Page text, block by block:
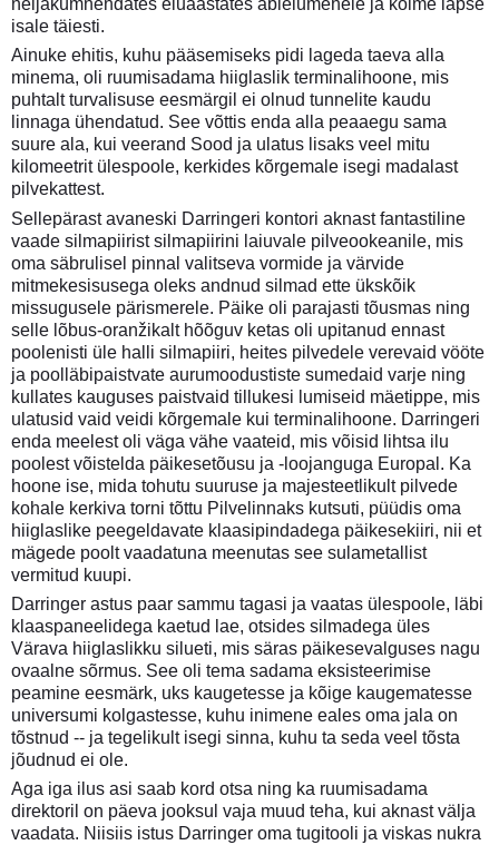
isale täiesti.
Ainuke ehitis, kuhu pääsemiseks pidi lageda taeva alla
minema, oli ruumisadama hiiglaslik terminalihoone, mis
puhtalt turvalisuse eesmärgil ei olnud tunnelite kaudu
linnaga ühendatud. See võttis enda alla peaaegu sama
suure ala, kui veerand Sood ja ulatus lisaks veel mitu
kilomeetrit ülespoole, kerkides kõrgemale isegi madalast
pilvekattest.
Sellepärast avaneski Darringeri kontori aknast fantastiline
vaade silmapiirist silmapiirini laiuvale pilveookeanile, mis
oma säbrulisel pinnal valitseva vormide ja värvide
mitmekesisusega oleks andnud silmad ette ükskõik
missugusele pärismerele. Päike oli parajasti tõusmas ning
selle lõbus-oranžikalt hõõguv ketas oli upitanud ennast
poolenisti üle halli silmapiiri, heites pilvedele verevaid vööte
ja poolläbipaistvate aurumoodustiste sumedaid varje ning
kullates kauguses paistvaid tillukesi lumiseid mäetippe, mis
ulatusid vaid veidi kõrgemale kui terminalihoone. Darringeri
enda meelest oli väga vähe vaateid, mis võisid lihtsa ilu
poolest võistelda päikesetõusu ja -loojanguga Europal. Ka
hoone ise, mida tohutu suuruse ja majesteetlikult pilvede
kohale kerkiva torni tõttu Pilvelinnaks kutsuti, püüdis oma
hiiglaslike peegeldavate klaasipindadega päikesekiiri, nii et
mägede poolt vaadatuna meenutas see sulametallist
vermitud kuupi.
Darringer astus paar sammu tagasi ja vaatas ülespoole, läbi
klaaspaneelidega kaetud lae, otsides silmadega üles
Värava hiiglaslikku silueti, mis säras päikesevalguses nagu
ovaalne sõrmus. See oli tema sadama eksisteerimise
peamine eesmärk, uks kaugetesse ja kõige kaugematesse
universumi kolgastesse, kuhu inimene eales oma jala on
tõstnud -- ja tegelikult isegi sinna, kuhu ta seda veel tõsta
jõudnud ei ole.
Aga iga ilus asi saab kord otsa ning ka ruumisadama
direktoril on päeva jooksul vaja muud teha, kui aknast välja
vaadata. Niisiis istus Darringer oma tugitooli ja viskas nukra